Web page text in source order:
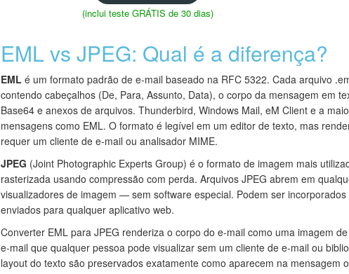
(inclui teste GRÁTIS de 30 dias)
EML vs JPEG: Qual é a diferença?
EML é um formato padrão de e-mail baseado na RFC 5322. Cada arquivo
contendo cabeçalhos (De, Para, Assunto, Data), o corpo da mensagem em
Base64 e anexos de arquivos. Thunderbird, Windows Mail, eM Client e a
mensagens como EML. O formato é legível em um editor de texto, mas
requer um cliente de e-mail ou analisador MIME.
JPEG (Joint Photographic Experts Group) é o formato de imagem mais
rasterizada usando compressão com perda. Arquivos JPEG abrem em
visualizadores de imagem — sem software especial. Podem ser
enviados para qualquer aplicativo web.
Converter EML para JPEG renderiza o corpo do e-mail como uma imagem
e-mail que qualquer pessoa pode visualizar sem um cliente de e-mail ou
layout do texto são preservados exatamente como aparecem na mensagem